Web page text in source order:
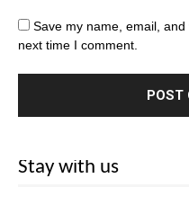
Save my name, email,
next time I comment.
Stay with us